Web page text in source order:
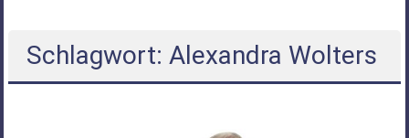
PSYCHOSOZIALE
THEMEN
Schlagwort: Alexandra Wolters